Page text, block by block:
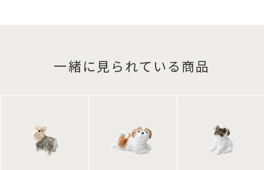
一緒に見られている商品